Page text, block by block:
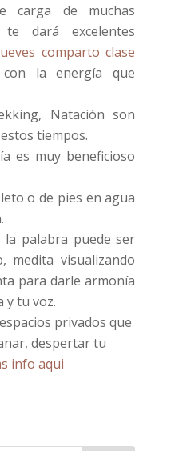
carga de muchas
dará excelentes
comparto clase
la energía que
Natación son
tiempos.
es muy beneficioso
o de pies en agua
la palabra puede ser
medita visualizando
para darle armonía
y tu voz.
privados que
despertar tu
info aqui